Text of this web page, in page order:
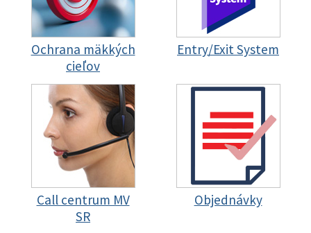
Ochrana mäkkých
cieľov
Entry/Exit System
Call centrum MV
SR
Objednávky